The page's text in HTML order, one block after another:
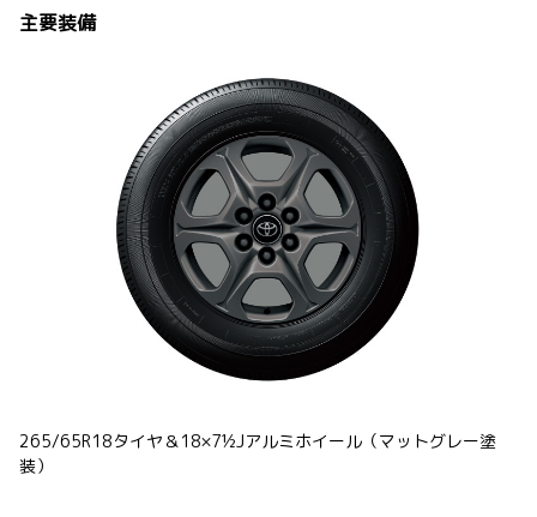
主要装備
265/65R18タイヤ＆18×7½Jアルミホイール（マットグレー塗
装）